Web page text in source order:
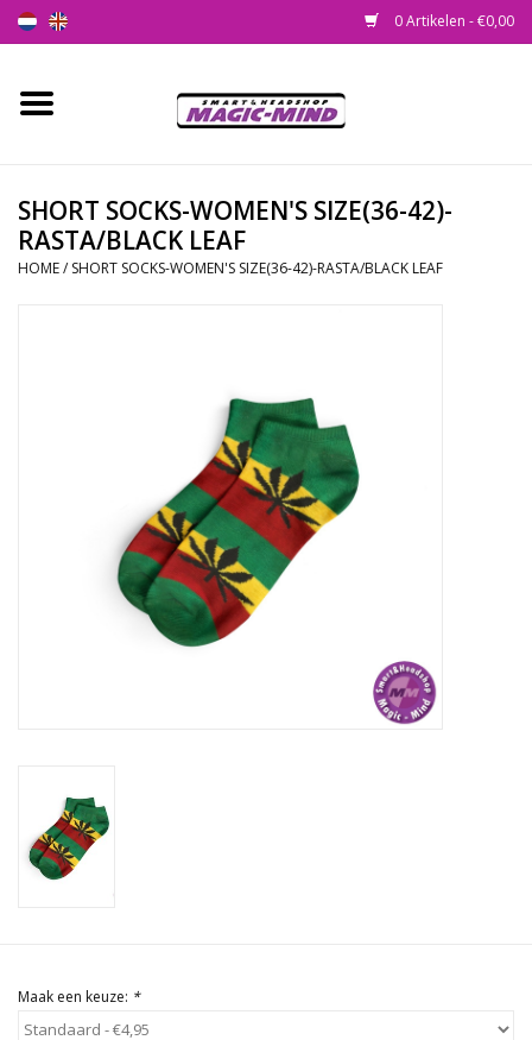
0 Artikelen - €0,00
Home
Smartshop
Rituals & Wierook
SHORT SOCKS-WOMEN'S SIZE(36-42)-
RASTA/BLACK LEAF
HOME/ SHORT SOCKS-WOMEN'S SIZE(36-42)-RASTA/BLACK LEAF
Maak een keuze: *